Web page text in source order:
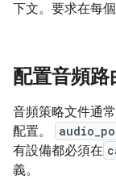
下文。要求在每
配置音頻路
音頻策略文件通
配置。
有設備都必須在
義。